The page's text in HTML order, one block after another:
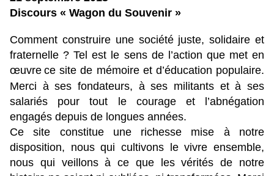
Discours « Wagon du Souvenir »
Comment construire une société juste, solidaire et
fraternelle ? Tel est le sens de l’action que met en
œuvre ce site de mémoire et d’éducation populaire.
Merci à ses fondateurs, à ses militants et à ses
salariés pour tout le courage et l’abnégation
engagés depuis de longues années.
Ce site constitue une richesse mise à notre
disposition, nous qui cultivons le vivre ensemble,
nous qui veillons à ce que les vérités de notre